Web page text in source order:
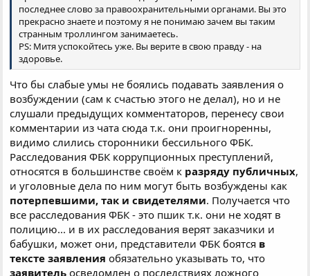
последнее слово за правоохранительными органами. Вы это
прекрасно знаете и поэтому я не понимаю зачем вы таким
странным троллингом занимаетесь.
PS: Митя успокойтесь уже. Вы верите в свою правду - на
здоровье.
Что бы слабые умы не боялись подавать заявления о
возбуждении (сам к счастью этого не делал), но и не
слушали предыдущих комментаторов, перенесу свои
комментарии из чата сюда т.к. они проигноренны,
видимо слились сторонники бессильного ФБК.
Расследования ФБК коррупционных преступлений,
относятся в большинстве своём к разряду публичных,
и уголовные дела по ним могут быть возбуждены как
потерпевшими, так и свидетелями. Получается что
все расследования ФБК - это пшик т.к. они не ходят в
полицию... и в их расследования верят заказчики и
бабушки, может они, представители ФБК боятся в
тексте заявления обязательно указывать то, что
заявитель осведомлен о последствиях ложного